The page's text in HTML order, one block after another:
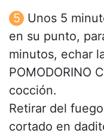
Unos 5
en su punto,
minutos, echar
POMODORINO
cocción.
Retirar del
cortado en